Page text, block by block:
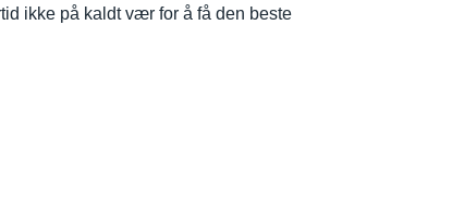
ikke på kaldt vær for å få den beste